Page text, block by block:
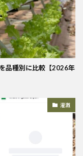
品種別に比較【2026年
灌漑